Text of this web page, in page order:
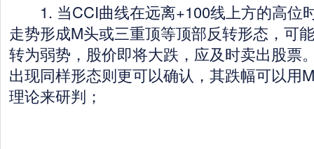
1. 当CCI曲线在远离+100线上方的高位
走势形成M头或三重顶等顶部反转形态，可
转为弱势，股价即将大跌，应及时卖出股票
出现同样形态则更可以确认，其跌幅可以用
理论来研判；